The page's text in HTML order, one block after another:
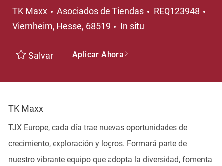
TK Maxx Categoría
Asociados de Tiendas REQ123948
Viernheim, Hesse, 68519
In situ
Salvar Aplicar Ahora
TK Maxx
TJX Europe, cada día trae nuevas oportunidades de
crecimiento, exploración y logros. Formará parte de
nuestro vibrante equipo que adopta la diversidad, fomenta